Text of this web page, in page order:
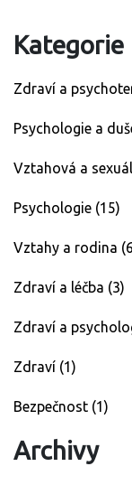
Kategorie
Zdraví a
Psychologie a
Vztahová a
Psychologie (15)
Vztahy a rodina
Zdraví a léčba (3)
Zdraví a
Zdraví (1)
Bezpečnost (1)
Archivy